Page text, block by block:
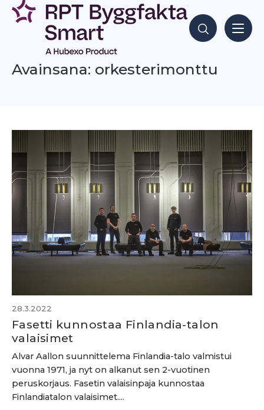
Siirry
sisältöön
Hae sisältöjä
Avainsana: orkesterimonttu
28.3.2022
Fasetti kunnostaa Finlandia-talon
valaisimet
Alvar Aallon suunnittelema Finlandia-talo valmistui
vuonna 1971, ja nyt on alkanut sen 2-vuotinen
peruskorjaus. Fasetin valaisinpaja kunnostaa
Finlandiatalon valaisimet....